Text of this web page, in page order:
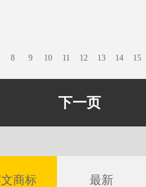
8 9 10 11 12 13 14 15
下一页
商标 最新